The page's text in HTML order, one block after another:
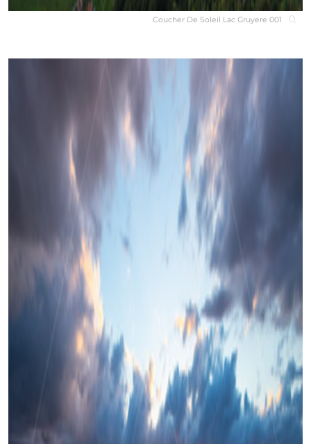
Coucher De Soleil Lac Gruyere 001